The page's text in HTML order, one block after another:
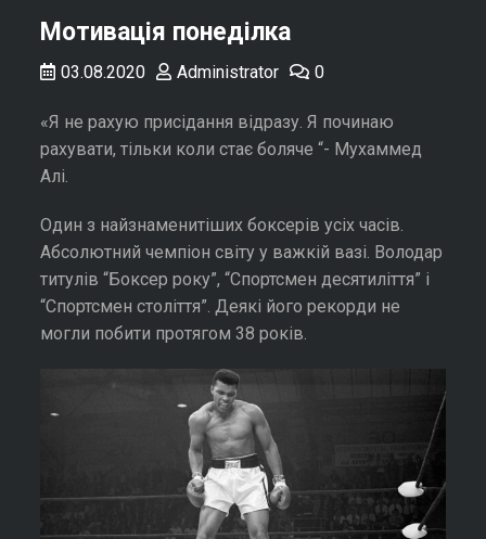
Мотивація понеділка
03.08.2020 Administrator 0
«Я не рахую присідання відразу. Я починаю
рахувати, тільки коли стає боляче “- Мухаммед
Алі.
Один з найзнаменитіших боксерів усіх часів.
Абсолютний чемпіон світу у важкій вазі. Володар
титулів “Боксер року”, “Спортсмен десятиліття” і
“Спортсмен століття”. Деякі його рекорди не
могли побити протягом 38 років.